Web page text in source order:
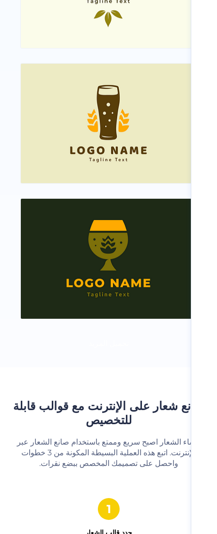
شعار على الإنترنت مع قوالب قابلة
للتخصيص
الشعار اصبح سريع وممتع باستخدام صانع الشعار عبر
الإنترنت. اتبع هذه العملية البسيطة المكونة من 3 خطوات
واحصل على تصميمك المخصص ببضع نقرات.‬